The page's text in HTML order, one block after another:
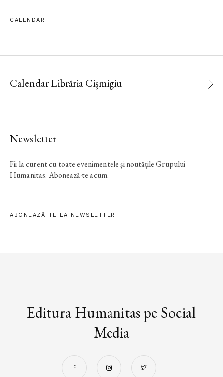
CALENDAR
Calendar Librăria Cișmigiu
Newsletter
Fii la curent cu toate evenimentele și noutățile Grupului
Humanitas. Abonează-te acum.
ABONEAZĂ-TE LA NEWSLETTER
Editura Humanitas pe Social
Media